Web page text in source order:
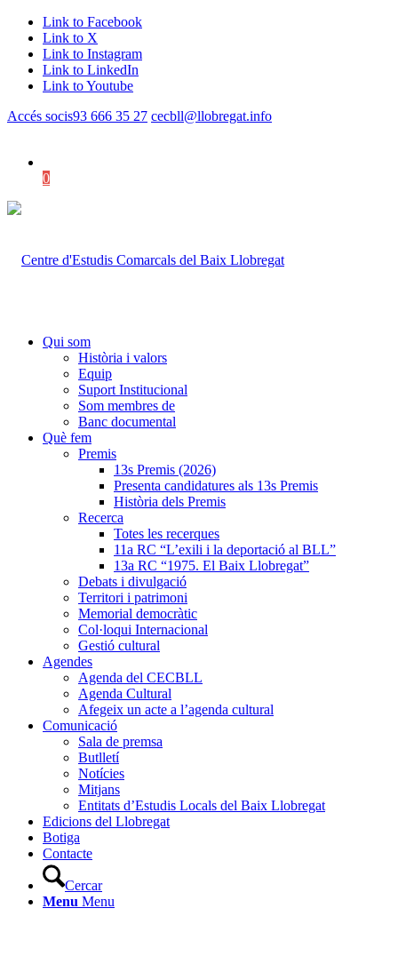
Link to Facebook
Link to X
Link to Instagram
Link to LinkedIn
Link to Youtube
Accés socis93 666 35 27 cecbll@llobregat.info
0
Qui som
Història i valors
Equip
Suport Institucional
Som membres de
Banc documental
Què fem
Premis
13s Premis (2026)
Presenta candidatures als 13s Premis
Història dels Premis
Recerca
Totes les recerques
11a RC “L’exili i la deportació al BLL”
13a RC “1975. El Baix Llobregat”
Debats i divulgació
Territori i patrimoni
Memorial democràtic
Col·loqui Internacional
Gestió cultural
Agendes
Agenda del CECBLL
Agenda Cultural
Afegeix un acte a l’agenda cultural
Comunicació
Sala de premsa
Butlletí
Notícies
Mitjans
Entitats d’Estudis Locals del Baix Llobregat
Edicions del Llobregat
Botiga
Contacte
Cercar
Menu Menu